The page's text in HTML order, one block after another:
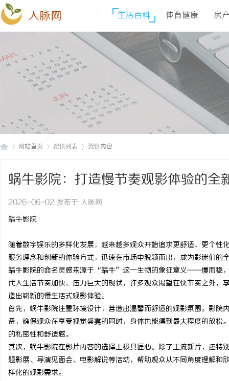
人脉网 生活百科 体育健康 房
网站首页 资讯列表 资讯内容
蜗牛影院：打造慢节奏观影体验的全
2026-06-02 发布于 人脉网
蜗牛影院
随着数字娱乐的多样化发展，越来越多观众开始追求更舒适、更个
服务理念和创新的体验方式，迅速在市场中脱颖而出，成为影迷们的
蜗牛影院的命名灵感来源于“蜗牛”这一生物的象征意义——慢而稳
代人生活节奏加快、压力巨大的现状，许多观众渴望在快节奏之外
造出崭新的慢生活式观影体验。
首先，蜗牛影院注重环境设计，营造出温馨而舒适的观影氛围。影
备，确保观众在享受视觉盛宴的同时，身体也能得到最大程度的放
的私密性和舒适感。
其次，蜗牛影院在影片内容的选择上极具匠心。除了主流新片，还
题影展、导演见面会、电影解说等活动，帮助观众从不同角度理解
样化的观影需求。